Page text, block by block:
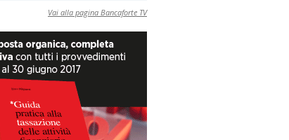
Vai alla pagina Bancaforte TV